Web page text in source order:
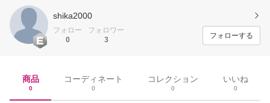
shika2000
フォロー
0
フォロワー
3
フォローする
商品
0
コーディネート
0
コレクション
0
いいね
0